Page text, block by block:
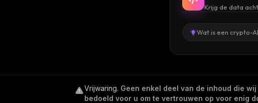
Krijg de data
Wat is een crypto-
Vrijwaring. Geen enkel deel van de inhoud die
bedoeld voor u om te vertrouwen op voor enig